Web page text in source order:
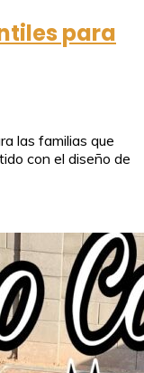
para
las familias que
con el diseño de